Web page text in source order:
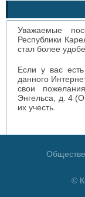
Уважаемые
Республики
стал более
Если у вас
данного
свои
Энгельса, д. 4
их учесть.
©